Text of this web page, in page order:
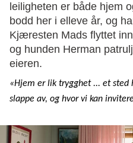
leiligheten er både hjem
bodd her i elleve år, og
Kjæresten Mads flyttet
og hunden Herman
eieren.
«Hjem er lik trygghet ... et sted
slappe av, og hvor vi kan